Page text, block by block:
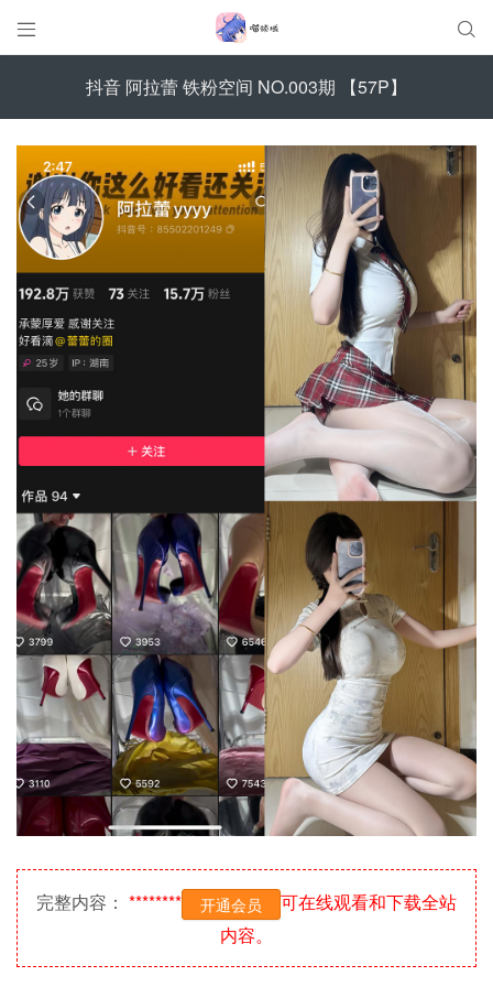
 
抖音 阿拉蕾 铁粉空间 NO.003期 【57P】
完整内容： ******** 开通会员
可在线观看和下载全站
内容。